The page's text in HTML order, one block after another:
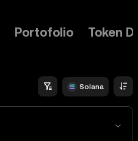
Portofolio Token
Solana